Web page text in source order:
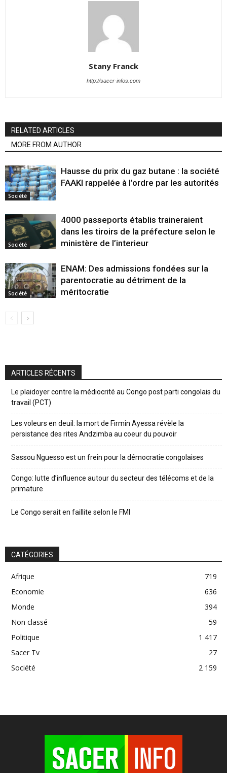
Stany Franck
http://sacer-infos.com
RELATED ARTICLES
MORE FROM AUTHOR
Société
Hausse du prix du gaz butane : la société
FAAKI rappelée à l’ordre par les autorités
Société
4000 passeports établis traineraient
dans les tiroirs de la préfecture selon le
ministère de l’interieur
Société
ENAM: Des admissions fondées sur la
parentocratie au détriment de la
méritocratie
ARTICLES RÉCENTS
Le plaidoyer contre la médiocrité au Congo post parti congolais du
travail (PCT)
Les voleurs en deuil: la mort de Firmin Ayessa révèle la
persistance des rites Andzimba au coeur du pouvoir
Sassou Nguesso est un frein pour la démocratie congolaises
Congo: lutte d’influence autour du secteur des télécoms et de la
primature
Le Congo serait en faillite selon le FMI
CATÉGORIES
Afrique
719
Economie
636
Monde
394
Non classé
59
Politique
1 417
Sacer Tv
27
Société
2 159